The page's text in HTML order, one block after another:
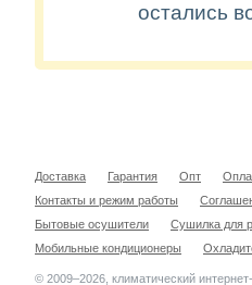
остались
Доставка Гарантия Опт
Контакты и режим работы
Бытовые осушители
Сушилка для
Мобильные кондиционеры
© 2009–2026, климатический